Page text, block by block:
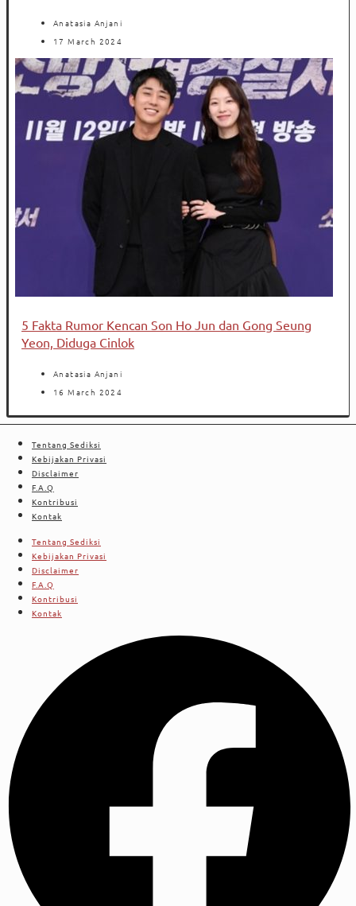
Anatasia Anjani
17 March 2024
5 Fakta Rumor Kencan Son Ho Jun dan Gong Seung
Yeon, Diduga Cinlok
Anatasia Anjani
16 March 2024
Tentang Sediksi
Kebijakan Privasi
Disclaimer
F.A.Q
Kontribusi
Kontak
Tentang Sediksi
Kebijakan Privasi
Disclaimer
F.A.Q
Kontribusi
Kontak